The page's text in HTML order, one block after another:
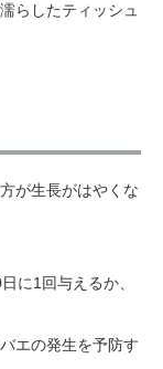
らしたティッシュ
が生長がはやくな
に1回与えるか、
エの発生を予防す